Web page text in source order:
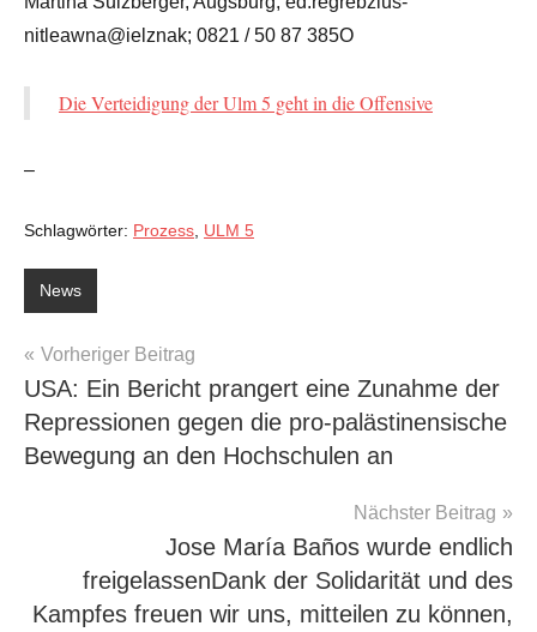
nitleawna@ielznak; 0821 / 50 87 385O
Die Verteidigung der Ulm 5 geht in die Offensive
–
Schlagwörter: Prozess ULM 5
News
Beitragsnavigation
Vorheriger Beitrag
USA: Ein Bericht prangert eine Zunahme der
Repressionen gegen die pro-palästinensische
Bewegung an den Hochschulen an
Nächster Beitrag
Jose María Baños wurde endlich
freigelassenDank der Solidarität und des
Kampfes freuen wir uns, mitteilen zu können,